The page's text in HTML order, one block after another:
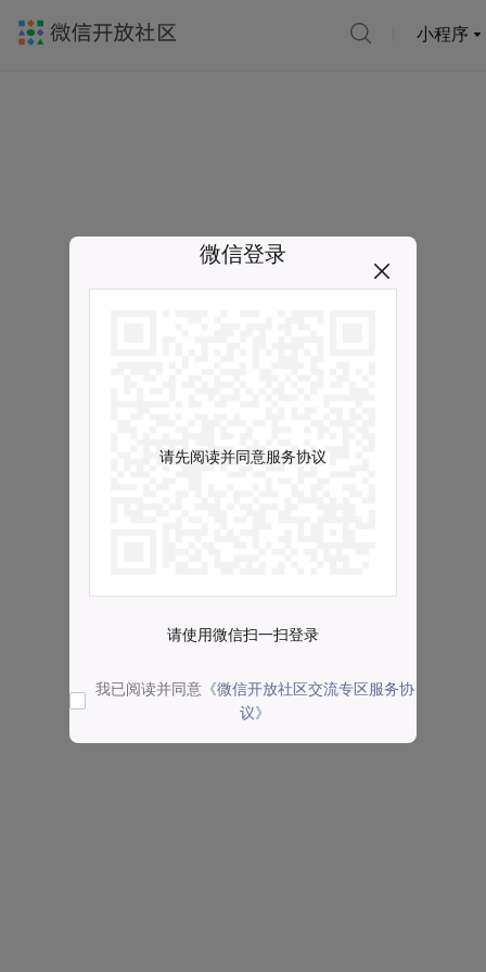
小程序
微信登录
请先阅读并同意服务协议
请使用微信扫一扫登录
我已阅读并同意 《微信开放社区交流专区服务协
议》